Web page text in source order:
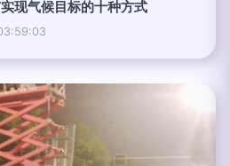
现气候目标的十种方式